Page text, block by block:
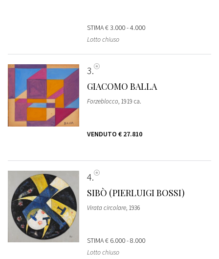
STIMA€ 3.000 - 4.000
Lotto chiuso
3
GIACOMO BALLA
Forzeblocco, 1919 ca.
VENDUTO € 27.810
4
SIBÒ (PIERLUIGI BOSSI)
Virata circolare, 1936
STIMA€ 6.000 - 8.000
Lotto chiuso